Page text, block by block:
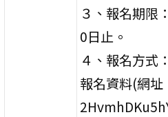
３、報名期限
0日止。
４、報名方式
報名資料(網